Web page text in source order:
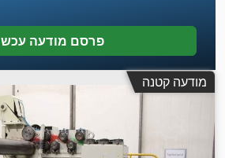
פרסם מודעה
מודעה קטנה